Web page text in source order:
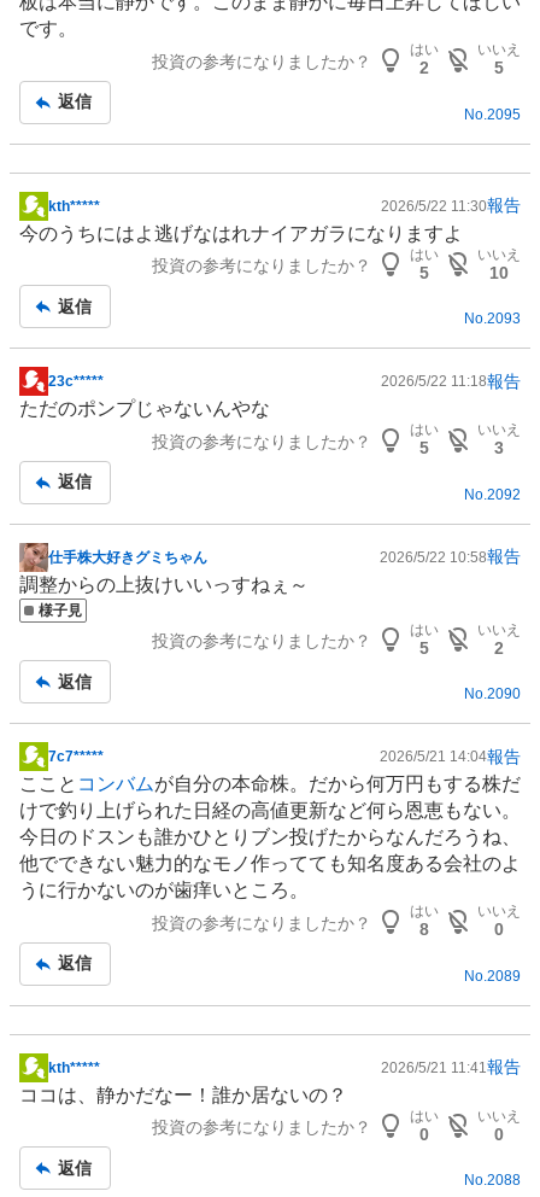
板
記
です。
投資の参考になりましたか？
はい
2
いいえ
5
返信
No. 2095
掲
示
事
kth***** 2026/5/22 11:30報告
今のうちにはよ逃げなはれナイアガラになりますよ
投資の参考になりましたか？
はい
5
いいえ
10
返信
No.2093
掲
示
事
23c***** 2026/5/22 11:18報告
ただのポンプじゃないんやな
投資の参考になりましたか？
はい
5
いいえ
3
返信
No. 2092
掲
示
板
仕手株大好きグミちゃん 2026/5/22 10:58報告
調整からの上抜けいいっすねぇ～
様子見
投資の参考になりましたか？
はい
5
いいえ
2
返信
No.2090
掲
示
板
記
事
7c7***** 2026/5/21 14:04報告
ここと コンバムが自分の本命株。だから何万円もする株だ
けで釣り上げられた日経の高値更新など何ら恩恵もない。
今日のドスンも誰かひとりブン投げたからなんだろうね、
他でできない魅力的なモノ作ってても知名度ある会社のよ
うに行かないのが歯痒いところ。
投資の参考になりましたか？
はい
8
いいえ
0
返信
No. 2089
掲
示
事
kth***** 2026/5/21 11:41 報告
ココは、静かだなー！誰か居ないの？
投資の参考になりましたか？
はい
0
いいえ
0
返信
No.2088